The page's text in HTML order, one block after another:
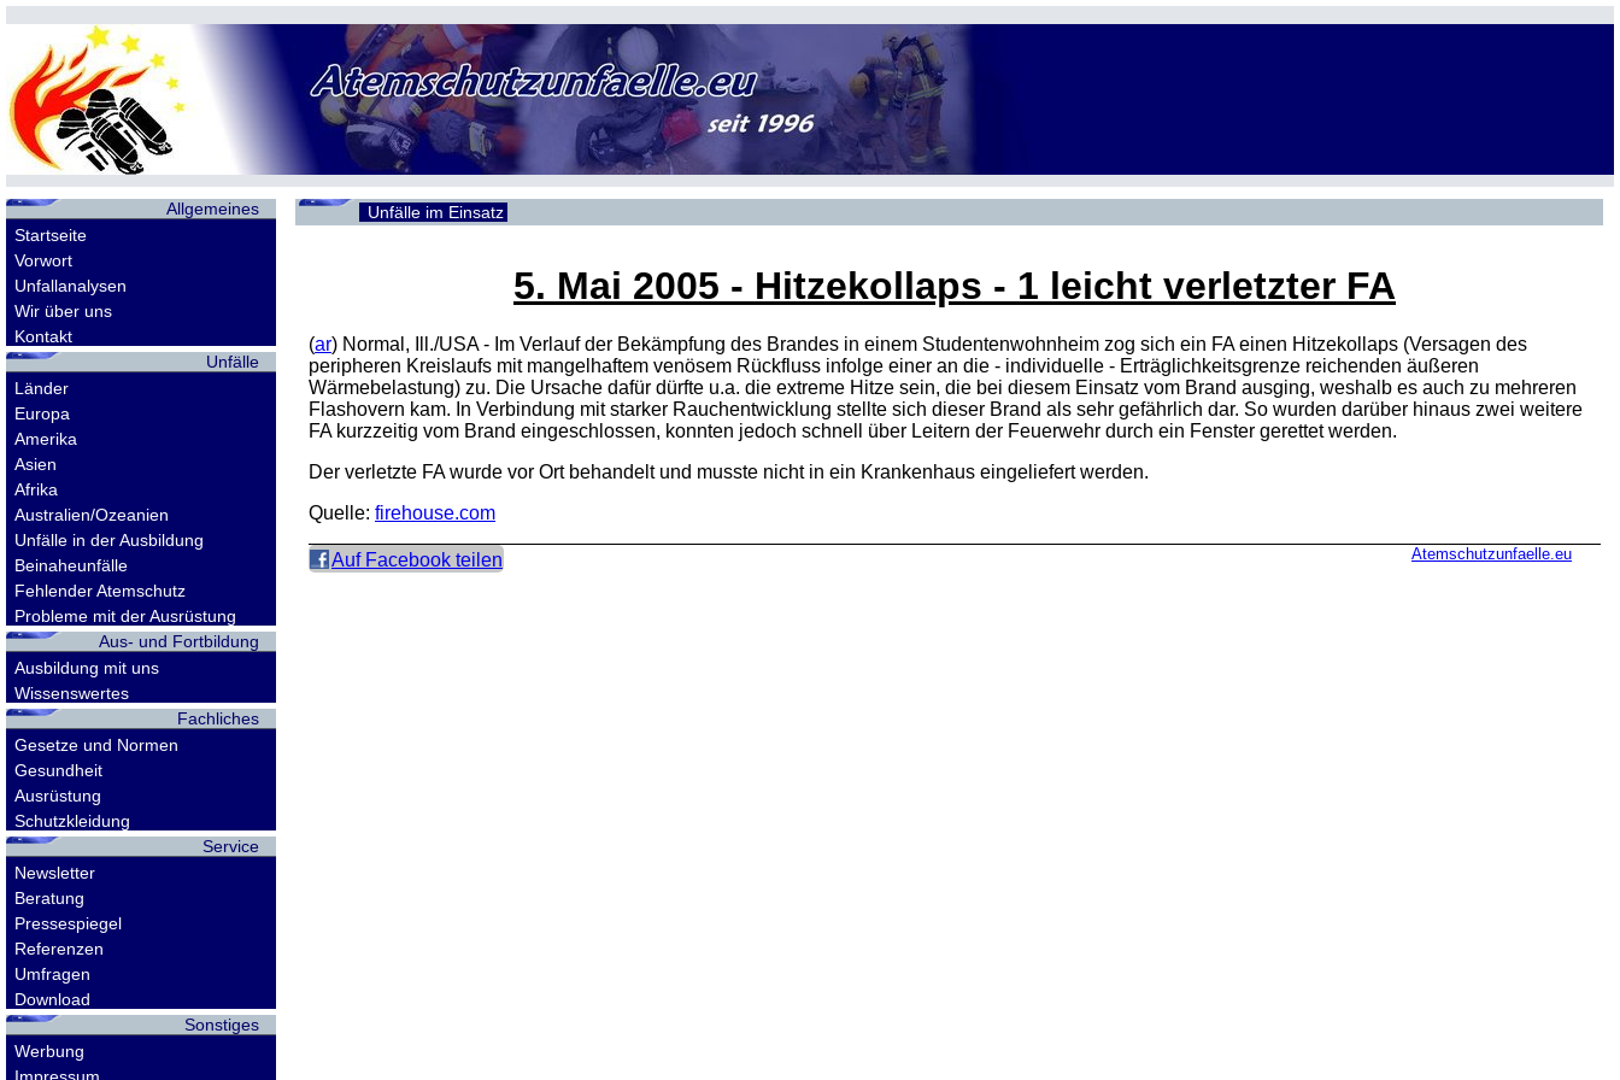
Allgemeines
Startseite
Vorwort
Unfallanalysen
Wir über uns
Kontakt
Unfälle
Länder
Europa
Amerika
Asien
Afrika
Australien/Ozeanien
Unfälle in der Ausbildung
Beinaheunfälle
Fehlender Atemschutz
Probleme mit der Ausrüstung
Aus- und Fortbildung
Ausbildung mit uns
Wissenswertes
Fachliches
Gesetze und Normen
Gesundheit
Ausrüstung
Schutzkleidung
Service
Newsletter
Beratung
Pressespiegel
Referenzen
Umfragen
Download
Sonstiges
Werbung
Unfälle im Einsatz
5. Mai 2005 - Hitzekollaps - 1 leicht verletzter FA
(ar) Normal, Ill./USA - Im Verlauf der Bekämpfung des Brandes in einem Studentenwohnheim zog sich ein FA einen Hitzekollaps (Versagen des
peripheren Kreislaufs mit mangelhaftem venösem Rückfluss infolge einer an die - individuelle - Erträglichkeitsgrenze reichenden äußeren
Wärmebelastung) zu. Die Ursache dafür dürfte u.a. die extreme Hitze sein, die bei diesem Einsatz vom Brand ausging, weshalb es auch zu mehreren
Flashovern kam. In Verbindung mit starker Rauchentwicklung stellte sich dieser Brand als sehr gefährlich dar. So wurden darüber hinaus zwei weitere
FA kurzzeitig vom Brand eingeschlossen, konnten jedoch schnell über Leitern der Feuerwehr durch ein Fenster gerettet werden.
Der verletzte FA wurde vor Ort behandelt und musste nicht in ein Krankenhaus eingeliefert werden.
Quelle: firehouse.com
Auf Facebook teilen Atemschutzunfaelle.eu